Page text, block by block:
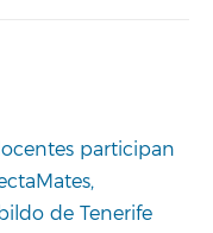
participan
de Tenerife